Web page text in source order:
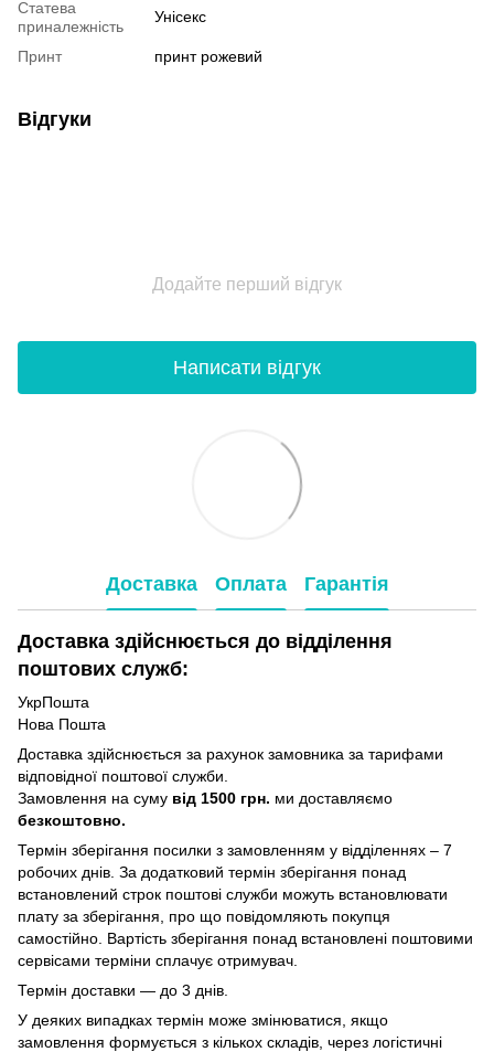
Статева
приналежність
Унісекс
Принт принт рожевий
Відгуки
Додайте перший відгук
Написати відгук
Доставка Оплата Гарантія
Доставка здійснюється до відділення
поштових служб:
УкрПошта
Нова Пошта
Доставка здійснюється за рахунок замовника за тарифами
відповідної поштової служби.
Замовлення на суму від 1500 грн. ми доставляємо
безкоштовно.
Термін зберігання посилки з замовленням у відділеннях – 7
робочих днів. За додатковий термін зберігання понад
встановлений строк поштові служби можуть встановлювати
плату за зберігання, про що повідомляють покупця
самостійно. Вартість зберігання понад вcтановлені поштовими
сервісами терміни сплачує отримувач.
Термін доставки — до 3 днів.
У деяких випадках термін може змінюватися, якщо
замовлення формується з кількох складів, через логістичні